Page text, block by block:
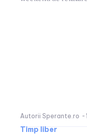
Autorii Sperante.ro -
Timp liber